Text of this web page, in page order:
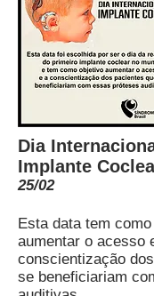
Dia
Implante
25/02
Esta data tem
aumentar o acesso
conscientização
se beneficiariam